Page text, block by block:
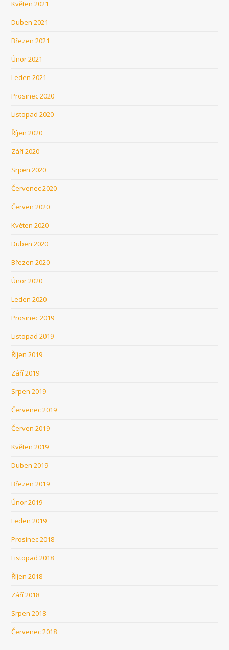
Květen 2021
Duben 2021
Březen 2021
Únor 2021
Leden 2021
Prosinec 2020
Listopad 2020
Říjen 2020
Září 2020
Srpen 2020
Červenec 2020
Červen 2020
Květen 2020
Duben 2020
Březen 2020
Únor 2020
Leden 2020
Prosinec 2019
Listopad 2019
Říjen 2019
Září 2019
Srpen 2019
Červenec 2019
Červen 2019
Květen 2019
Duben 2019
Březen 2019
Únor 2019
Leden 2019
Prosinec 2018
Listopad 2018
Říjen 2018
Září 2018
Srpen 2018
Červenec 2018